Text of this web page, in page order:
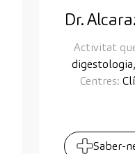
Dr.
Activitat
Centres:
Saber-